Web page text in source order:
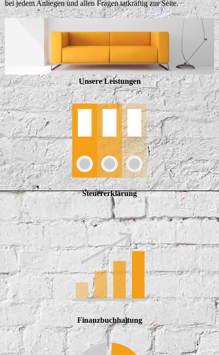
bei jedem Anliegen und allen Fragen tatkräftig zur Seite.
Unsere Leistungen
Steuererklärung
Finanzbuchhaltung